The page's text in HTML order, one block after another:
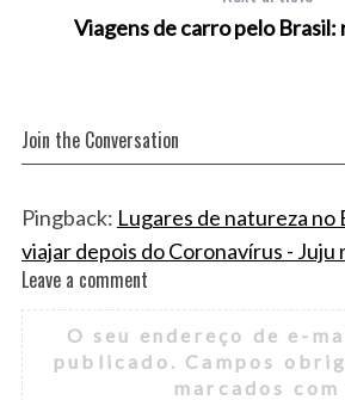
Viagens de carro pelo
Join the Conversation
Pingback: Lugares de natureza no
viajar depois do Coronavírus - Juju
L
e
a
v
Leave a comment
O seu endereço de e-
publicado. Campos
marcados com